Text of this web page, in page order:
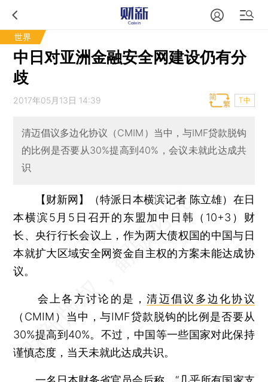
世界
中日对亚洲金融安全网建设仍有分
歧
2017年05月13日 14:39 T中
清迈倡议多边化协议（CMIM）当中，与IMF贷款脱钩
的比例是否要从30%提高到40%，会议未就此达成共
识
【财新网】（特派日本横滨记者 陈立雄） 在日
本横滨5月5日召开的东盟加中日韩（10+3）财
长、央行行长会议上，作为两大债权国的中国与日
本就扩大区域安全网资金自主权的方案未能达成协
议。
会上各方讨论的是，清迈倡议多边化协议
（CMIM）当中，与IMF贷款脱钩的比例是否要从
30%提高到40%。不过，中国等一些国家对此保持
谨慎态度，当天未就此达成共识。